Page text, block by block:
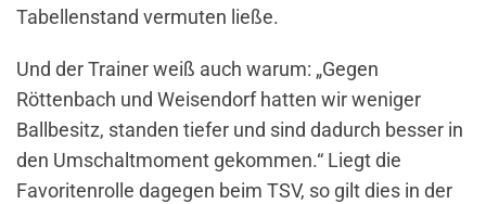
Tabellenstand vermuten ließe.
Und der Trainer weiß auch warum: „Gegen
Röttenbach und Weisendorf hatten wir weniger
Ballbesitz, stan­den tiefer und sind dadurch besser in
den Umschaltmoment gekommen.“ Liegt die
Favoritenrolle dagegen beim TSV, so gilt dies in der